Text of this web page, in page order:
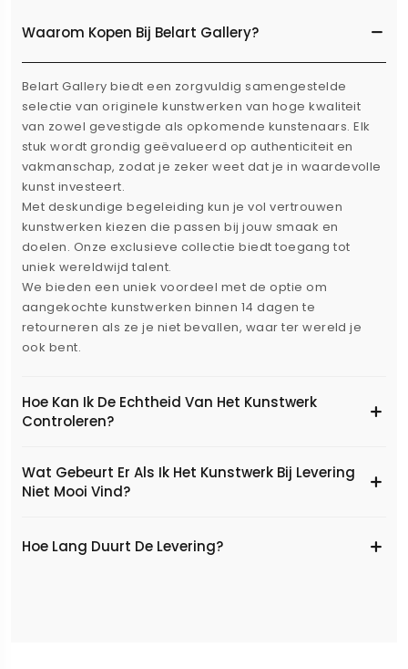
Waarom Kopen Bij Belart Gallery?
Belart Gallery biedt een zorgvuldig samengestelde
selectie van originele kunstwerken van hoge kwaliteit
van zowel gevestigde als opkomende kunstenaars. Elk
stuk wordt grondig geëvalueerd op authenticiteit en
vakmanschap, zodat je zeker weet dat je in waardevolle
kunst investeert.
Met deskundige begeleiding kun je vol vertrouwen
kunstwerken kiezen die passen bij jouw smaak en
doelen. Onze exclusieve collectie biedt toegang tot
uniek wereldwijd talent.
We bieden een uniek voordeel met de optie om
aangekochte kunstwerken binnen 14 dagen te
retourneren als ze je niet bevallen, waar ter wereld je
ook bent.
Hoe Kan Ik De Echtheid Van Het Kunstwerk
Controleren?
Wat Gebeurt Er Als Ik Het Kunstwerk Bij Levering
Niet Mooi Vind?
Hoe Lang Duurt De Levering?